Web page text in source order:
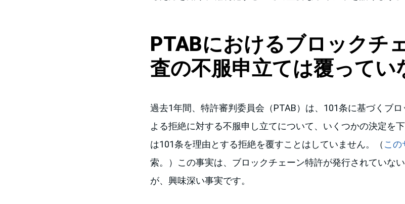
PTABにおけるブロックチ
査の不服申立ては覆ってい
過去1年間、特許審判委員会（PTAB）は、101条に基づくブ
よる拒絶に対する不服申し立てについて、いくつかの決定を
は101条を理由とする拒絶を覆すことはしていません。（ この
索。）この事実は、ブロックチェーン特許が発行されていな
が、興味深い事実です。